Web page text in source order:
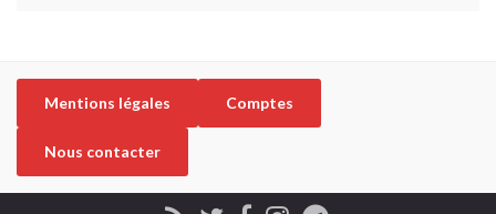
Mentions légales Comptes
Nous contacter